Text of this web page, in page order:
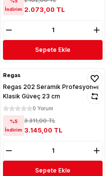
İndirim 2.073,00 TL
Sepete Ekle
Regas
Regas 202 Seramik Profesyonel
Klasik Güveç 23 cm
0 Yorum
%5
İndirim
3.311,00 TL
3.145,00 TL
Sepete Ekle